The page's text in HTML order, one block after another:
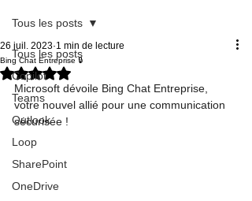
Tous les posts
Copilot
Teams
Outlook
Loop
SharePoint
OneDrive
Tous les posts
Bing Chat Entreprise 🔒
26 juil. 2023 1 min de lecture
Noté NaN étoiles sur 5.
Microsoft dévoile Bing Chat Entreprise,
votre nouvel allié pour une communication
sécurisée !